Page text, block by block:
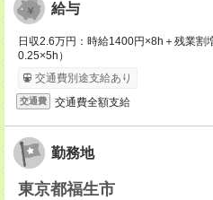
給与
日収2.6万円：時給1400円×8h＋残業
0.25×5h）
交通費別途支給あり
交通費 交通費全額支給
勤務地
東京都福生市